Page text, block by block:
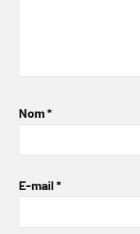
Nom*
E-mail *